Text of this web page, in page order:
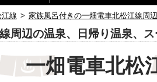
線 > 家族風呂付きの一畑電車北松江線周
周辺の温泉、日帰り温泉、
一畑電車北松